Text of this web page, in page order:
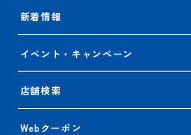
新着情報
イベント・キャンペーン
店舗検索
Webクーポン